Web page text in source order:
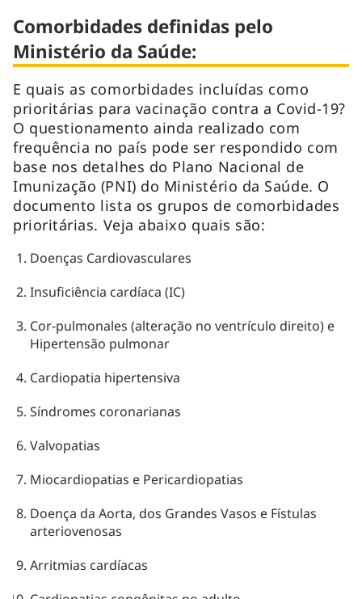
Comorbidades definidas pelo
Ministério da Saúde:
E quais as comorbidades incluídas como
prioritárias para vacinação contra a Covid-19?
O questionamento ainda realizado com
frequência no país pode ser respondido com
base nos detalhes do Plano Nacional de
Imunização (PNI) do Ministério da Saúde. O
documento lista os grupos de comorbidades
prioritárias. Veja abaixo quais são:
Doenças Cardiovasculares
Insuficiência cardíaca (IC)
Cor-pulmonales (alteração no ventrículo direito) e
Hipertensão pulmonar
Cardiopatia hipertensiva
Síndromes coronarianas
Valvopatias
Miocardiopatias e Pericardiopatias
Doença da Aorta, dos Grandes Vasos e Fístulas
arteriovenosas
Arritmias cardíacas